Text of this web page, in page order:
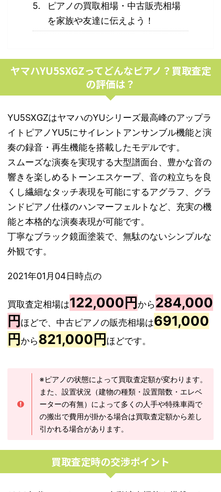
ピアノの買取相場・中古販売相場
を家族や友達に伝えよう！
ヤマハYU5SXGZってどんなピアノ？買取査定
の評価は？
YU5SXGZはヤマハのYUシリーズ最高峰のアップラ
イトピアノYU5にサイレントアンサンブル機能と演
奏の録音・再生機能を搭載したモデルです。
スムーズな演奏を実現する大型譜面台、豊かな音の
響きを楽しめるトーンエスケープ、音の粒立ちを良
くし繊細なタッチ表現を可能にするアグラフ、グラ
ンドピアノ仕様のハンマーフェルトなど、充実の機
能と本格的な演奏表現が可能です。
丁寧なブラック鏡面塗装で、無駄のないシンプルな
外観です。
2021年01月04日時点の
買取査定相場は122,000円 から284,000
円 ほどで、中古ピアノの販売相場は691,000
円 から821,000円 ほどです。
※ピアノの状態によって買取査定額が変わります。
また、設置状況（建物の種類・設置階数・エレベ
ーターの有無）によって多くの人手や特殊車両で
の搬出で費用が掛かる場合は買取査定額から差し
引かれる場合があります。
買取査定時の交渉ポイント